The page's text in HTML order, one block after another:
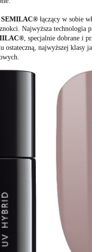
SEMILAC® łączący w sobie
Najwyższa technologia
, specjalnie dobrane i
ostateczną, najwyższej klasy